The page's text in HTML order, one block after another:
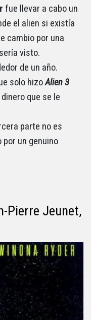
fue llevar a cabo un
el alien si existía
cambio por una
visto.
de un año.
solo hizoAlien 3
que se le
parte no es
un genuino
Pierre Jeunet,